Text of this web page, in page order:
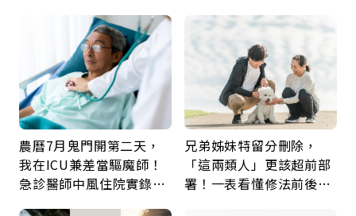
農曆7月鬼門開第二天，
我在ICU兼差當驅魔師！
急診醫師中風住院實錄：
兄弟姊妹特留分刪除，
「這兩類人」更該超前部
署！一表看懂修法前後差